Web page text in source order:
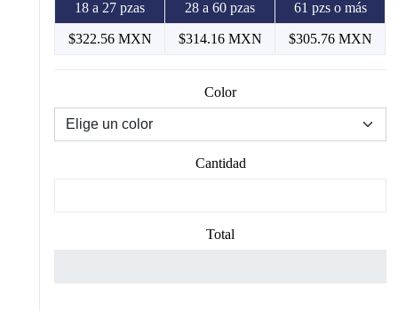
18 a 27 pzas 28 a 60 pzas 61 pzs o más
$322.56 MXN $314.16 MXN $305.76 MXN
Color
Cantidad
Total